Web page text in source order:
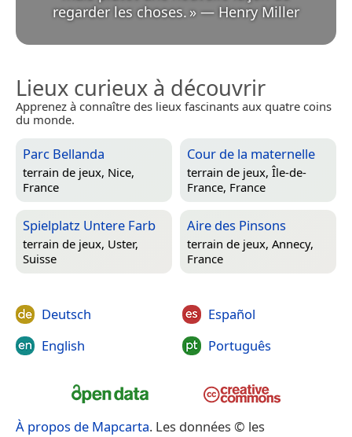
regarder les choses. » — Henry Miller
Lieux curieux à découvrir
Apprenez à connaître des lieux fascinants aux quatre coins
du monde.
Parc Bellanda
terrain de jeux, Nice,
France
Cour de la maternelle
terrain de jeux, Île-de-
France, France
Spielplatz Untere Farb
terrain de jeux, Uster,
Suisse
Aire des Pinsons
terrain de jeux, Annecy,
France
Deutsch
English
Español
Português
À propos de Mapcarta. Les données © les